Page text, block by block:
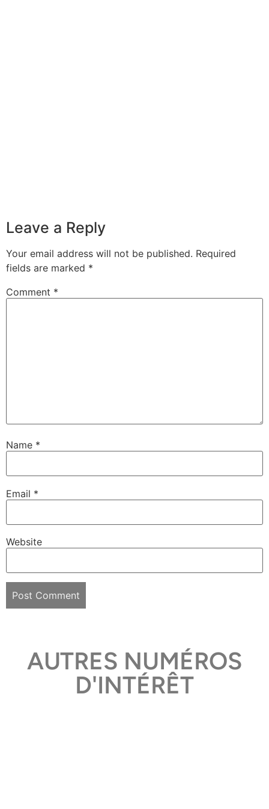
Leave a Reply
Your email address will not be published. Required
fields are marked *
Comment *
Name *
Email *
Website
AUTRES NUMÉROS
D'INTÉRÊT